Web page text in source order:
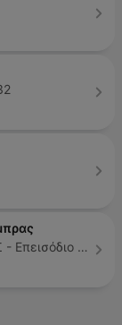
LIFO PODCASTS, ΘΩΜΑΣ ΖΑΜΠΡΑΣ - Επεισόδιο 159